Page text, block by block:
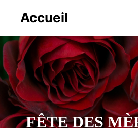
Accueil
FÊTE DES